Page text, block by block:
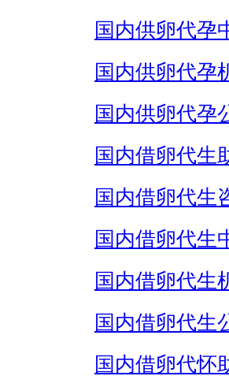
国内供卵代孕
国内供卵代孕
国内供卵代孕
国内借卵代生
国内借卵代生
国内借卵代生
国内借卵代生
国内借卵代生
国内借卵代怀